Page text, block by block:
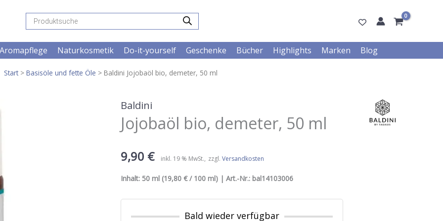
Products
search
Aromapflege Naturkosmetik Do-it-yourself Geschenke Bücher Highlights Marken Blog
Start > Basisöle und fette Öle > Baldini Jojobaöl bio, demeter, 50 ml
Baldini
Jojobaöl bio, demeter, 50 ml
9,90 € inkl. 19 % MwSt. zzgl. Versandkosten
Inhalt: 50 ml (19,80 € / 100 ml) | Art.-Nr.: bal14103006
Bald wieder verfügbar